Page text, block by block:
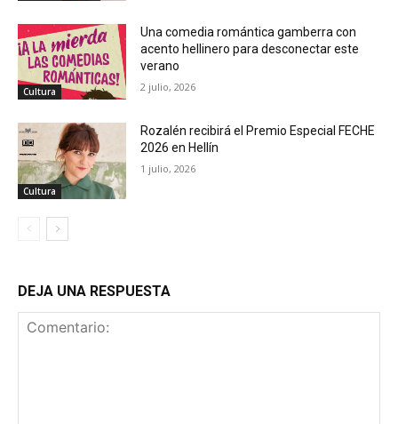
Cultura
Una comedia romántica gamberra con
acento hellinero para desconectar este
verano
2 julio, 2026
Cultura
Rozalén recibirá el Premio Especial FECHE
2026 en Hellín
1 julio, 2026
DEJA UNA RESPUESTA